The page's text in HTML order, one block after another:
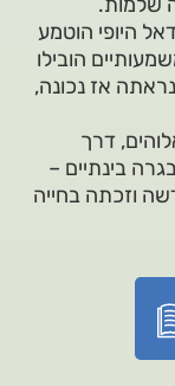
היופי הוטמע
הובילו
אז נכונה,
דרך
בינתיים –
וזכתה בחייה